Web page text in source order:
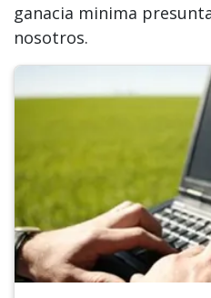
ganacia minima
nosotros.